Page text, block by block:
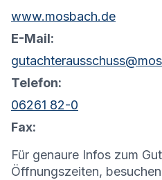
www.mosbach.de
E-Mail:
Telefon:
06261 82-0
Fax:
Für genaure Infos zum
Öffnungszeiten,